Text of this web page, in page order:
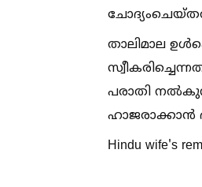
താലിമാല
പരാതി
ഹാജരാക്കാൻ
Hindu wife's